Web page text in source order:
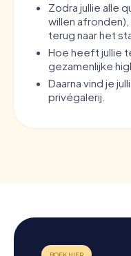
Zodra jullie alle
willen
terug naar het
Hoe heeft jullie
gezamenlijke
Daarna vind je
privégalerij.